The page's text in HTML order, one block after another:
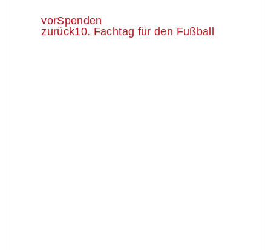
vorSpenden
zurück10. Fachtag für den Fußball